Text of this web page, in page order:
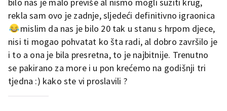
rekla sam ovo je zadnje, sljedeći definitivno igraonica
mislim da nas je bilo 20 tak u stanu s hrpom djece,
nisi ti mogao pohvatat ko šta radi, al dobro završilo je
i to a ona je bila presretna, to je najbitnije. Trenutno
se pakirano za more i u pon krećemo na godišnji tri
tjedna :) kako ste vi proslavili ?